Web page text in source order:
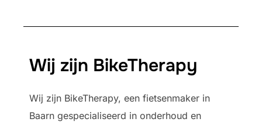
Wij zijn BikeTherapy
Wij zijn BikeTherapy, een fietsenmaker in
Baarn gespecialiseerd in onderhoud en